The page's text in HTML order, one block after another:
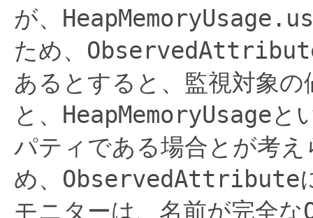
が、
ため、
あるとすると、監視対象
と、 HeapMemoryUsageと
パティである場合とが考え
め、 ObservedAttribute
モニターは、名前が完全な